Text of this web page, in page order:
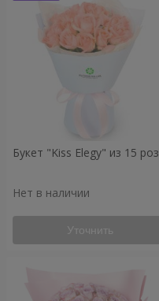
Букет "Kiss Elegy" из 15 роз
Нет в наличии
Уточнить